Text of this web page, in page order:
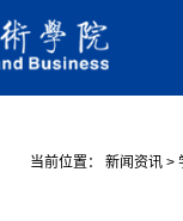
当前位置： 新闻资讯 >